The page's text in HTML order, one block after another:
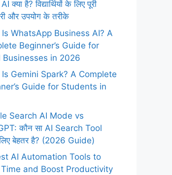
क्या है? विद्यार्थियों के लिए पूरी
और उपयोग के तरीके
WhatsApp Business AI? A
Beginner’s Guide for
Businesses in 2026
Gemini Spark? A Complete
Guide for Students in
Search AI Mode vs
कौन सा AI Search Tool
बेहतर है? (2026 Guide)
AI Automation Tools to
Time and Boost Productivity